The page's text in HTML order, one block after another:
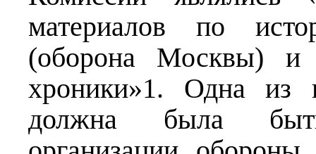
материалов по
(оборона Москвы) и
хроники»1. Одна из
должна была